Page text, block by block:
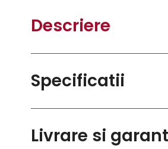
Descriere
Specificatii
Livrare si